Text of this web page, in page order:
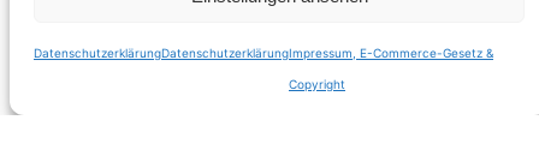
DatenschutzerklärungDatenschutzerklärungImpressum, E-Commerce-Gesetz &
Copyright
Zielgruppe der Senioren konzipiert wurde. So
wird gegenwärtig innerhalb von Facebook,